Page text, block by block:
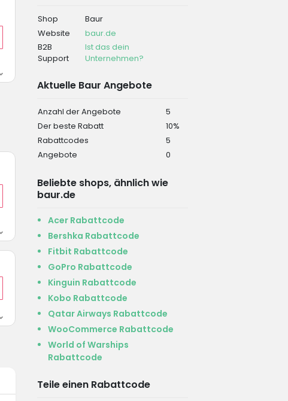
Shop
Baur
Website
baur.de
B2B
Support
Ist das dein
Unternehmen?
Aktuelle Baur Angebote
Anzahl der Angebote
5
Der beste Rabatt
10%
Rabattcodes
5
Angebote
0
Beliebte shops, ähnlich wie
baur.de
Acer Rabattcode
Bershka Rabattcode
Fitbit Rabattcode
GoPro Rabattcode
Kinguin Rabattcode
Kobo Rabattcode
Qatar Airways Rabattcode
WooCommerce Rabattcode
World of Warships
Rabattcode
Teile einen Rabattcode